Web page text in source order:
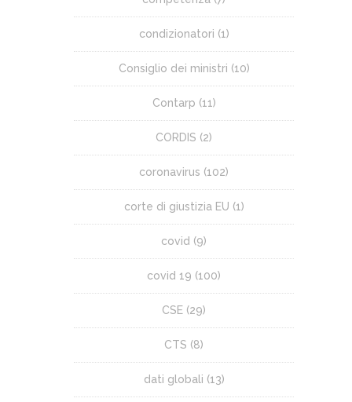
condizionatori (1)
Consiglio dei ministri (10)
Contarp (11)
CORDIS (2)
coronavirus (102)
corte di giustizia EU (1)
covid (9)
covid 19 (100)
CSE (29)
CTS (8)
dati globali (13)